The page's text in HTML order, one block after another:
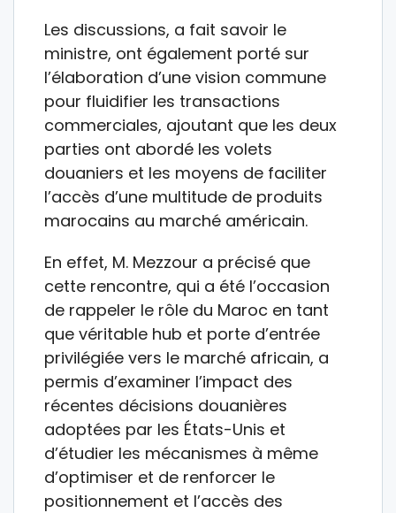
Les discussions, a fait savoir le
ministre, ont également porté sur
l’élaboration d’une vision commune
pour fluidifier les transactions
commerciales, ajoutant que les deux
parties ont abordé les volets
douaniers et les moyens de faciliter
l’accès d’une multitude de produits
marocains au marché américain.
En effet, M. Mezzour a précisé que
cette rencontre, qui a été l’occasion
de rappeler le rôle du Maroc en tant
que véritable hub et porte d’entrée
privilégiée vers le marché africain, a
permis d’examiner l’impact des
récentes décisions douanières
adoptées par les États-Unis et
d’étudier les mécanismes à même
d’optimiser et de renforcer le
positionnement et l’accès des